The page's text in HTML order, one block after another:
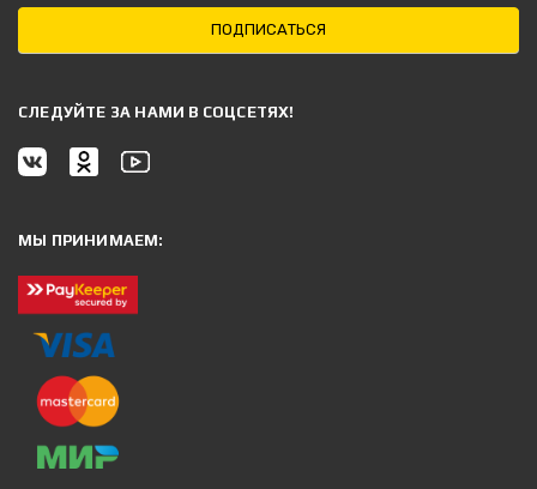
ПОДПИСАТЬСЯ
CЛЕДУЙТЕ ЗА НАМИ В СОЦСЕТЯХ!
МЫ ПРИНИМАЕМ: